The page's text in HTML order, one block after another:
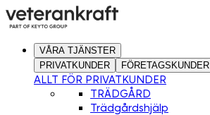
VÅRA TJÄNSTER
PRIVATKUNDER
FÖRETAGSKUNDER
ALLT FÖR PRIVATKUNDER
TRÄDGÅRD
Trädgårdshjälp